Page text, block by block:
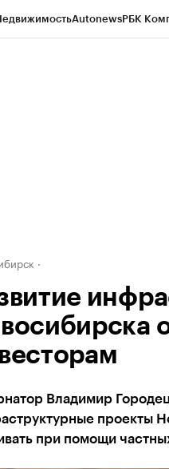
AutonewsРБК
Владимир
проекты
при помощи